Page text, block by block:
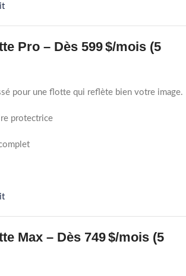
Pro – Dès 599 $/mois (5
pour une flotte qui reflète bien votre image.
protectrice
Max – Dès 749 $/mois (5